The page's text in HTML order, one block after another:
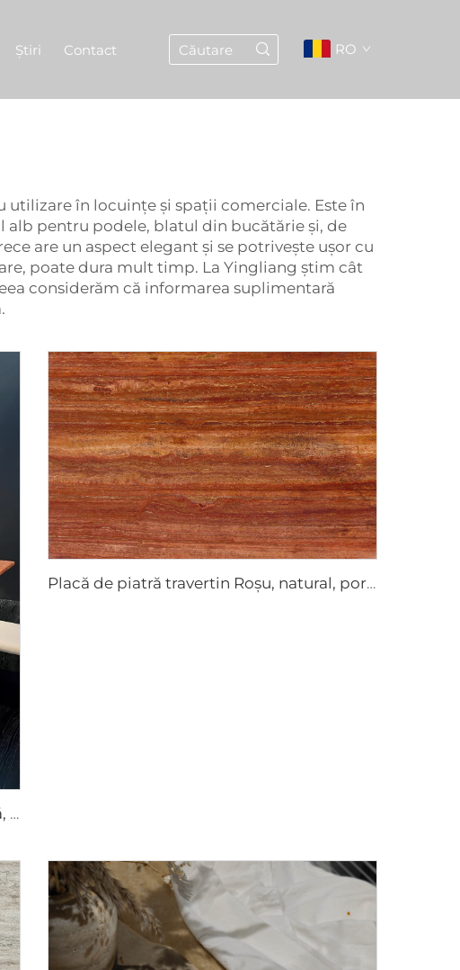
Știri Contact RO
în locuințe și spații comerciale. Este în
alb pentru podele, blatul din bucătărie și, de
are un aspect elegant și se potrivește ușor cu
poate dura mult timp. La Yingliang știm cât
considerăm că informarea suplimentară
Travertin roșu - Masa premium din piatră, mobilă din piatră, lucrări artistice
Placă de piatră travertin Roșu, natural, poros